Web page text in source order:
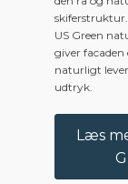
skiferstruktur.
US Green
giver facaden
naturligt
udtryk.
Læs